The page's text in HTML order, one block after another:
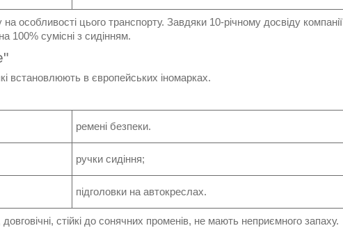
особливості цього транспорту. Завдяки 10-річному досвіду компанії
100% сумісні з сидінням.
встановлюють в європейських іномарках.
ремені безпеки.
ручки сидіння;
підголовки на автокреслах.
стійкі до сонячних променів, не мають неприємного запаху.